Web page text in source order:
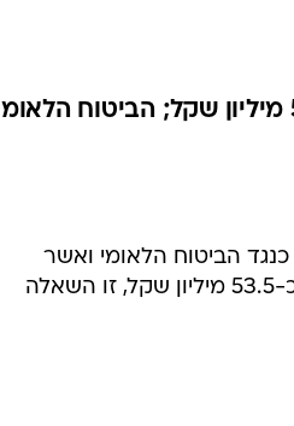
הצדדים הגיעו להסדר כך שהביטוח הלאומי ישיב כ-53.4 מיליון שקל; הביטוח
הביטוח הלאומי ואשר
במסגרתה הגיעו הצדדים להסדר להשבת כספים בסך כולל של כ-53.5 מיליון שקל, זו השאלה